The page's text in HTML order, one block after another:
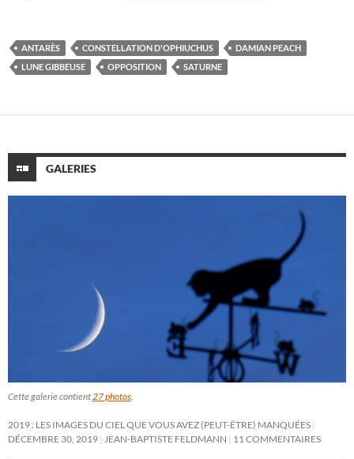
ANTARÈS CONSTELLATION D'OPHIUCHUS
DAMIAN PEACH
LUNE GIBBEUSE
OPPOSITION SATURNE
GALERIES
Cette galerie contient27 photos.
2019 : LES IMAGES DU CIEL QUE VOUS AVEZ (PEUT-ÊTRE) MANQUÉES
DÉCEMBRE 30, 2019 JEAN-BAPTISTE FELDMANN 11 COMMENTAIRES